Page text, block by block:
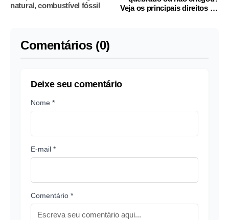
natural, combustível fóssil
Veja os principais direitos no
Comentários (0)
Deixe seu comentário
Nome *
E-mail *
Comentário *